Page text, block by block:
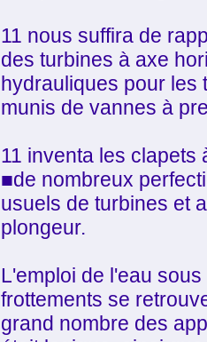
11 nous suffira de
des turbines à axe
hydrauliques pour les
munis de vannes à
11 inventa les clapets
■de nombreux
usuels de turbines et
plongeur.
L'emploi de l'eau
frottements se
grand nombre des